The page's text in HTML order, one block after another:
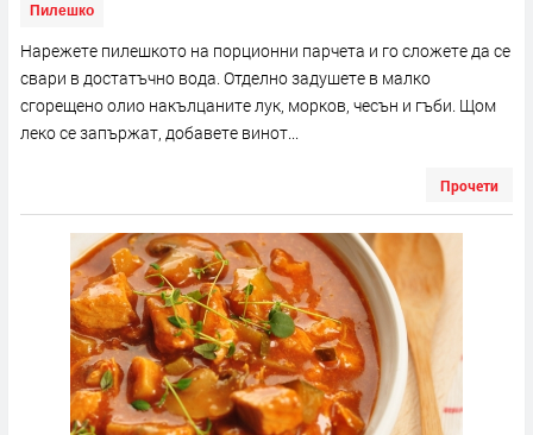
Пилешко
Нарежете пилешкото на порционни парчета и го сложете да се
свари в достатъчно вода. Отделно задушете в малко
сгорещено олио накълцаните лук, морков, чесън и гъби. Щом
леко се запържат, добавете винот...
Прочети